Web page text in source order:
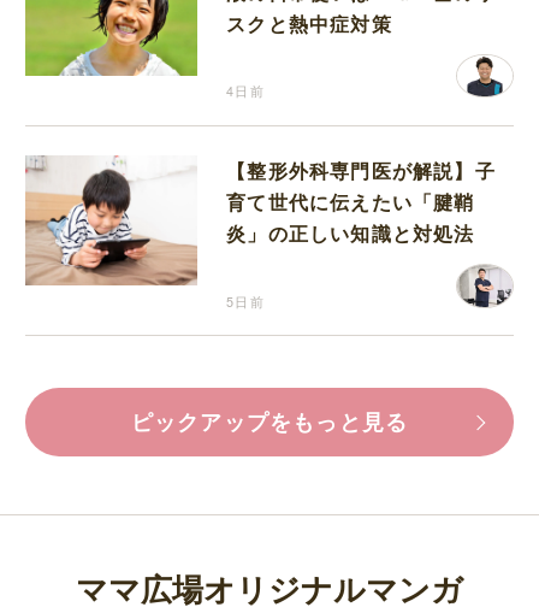
スクと熱中症対策
4日前
【整形外科専門医が解説】子
育て世代に伝えたい「腱鞘
炎」の正しい知識と対処法
5日前
ピックアップをもっと見る
ママ広場オリジナルマンガ